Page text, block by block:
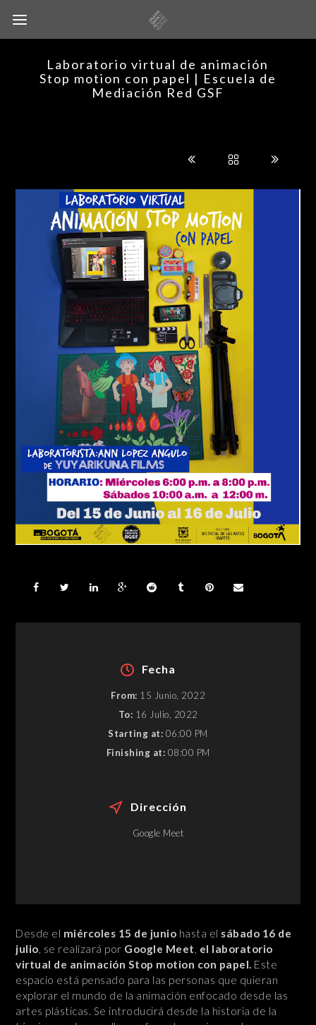
Laboratorio virtual de animación
Stop motion con papel | Escuela de
Mediación Red GSF
Fecha
From: 15 Junio, 2022
To: 16 Julio, 2022
Starting at: 06:00 PM
Finishing at: 08:00 PM
Dirección
Google Meet
Desde el miércoles 15 de junio hasta el sábado 16 de
julio, se realizará por Google Meet, el laboratorio
virtual de animación Stop motion con papel. Este
espacio está pensado para las personas que quieran
explorar el mundo de la animación enfocado desde las
artes plásticas. Se introducirá desde la historia de la